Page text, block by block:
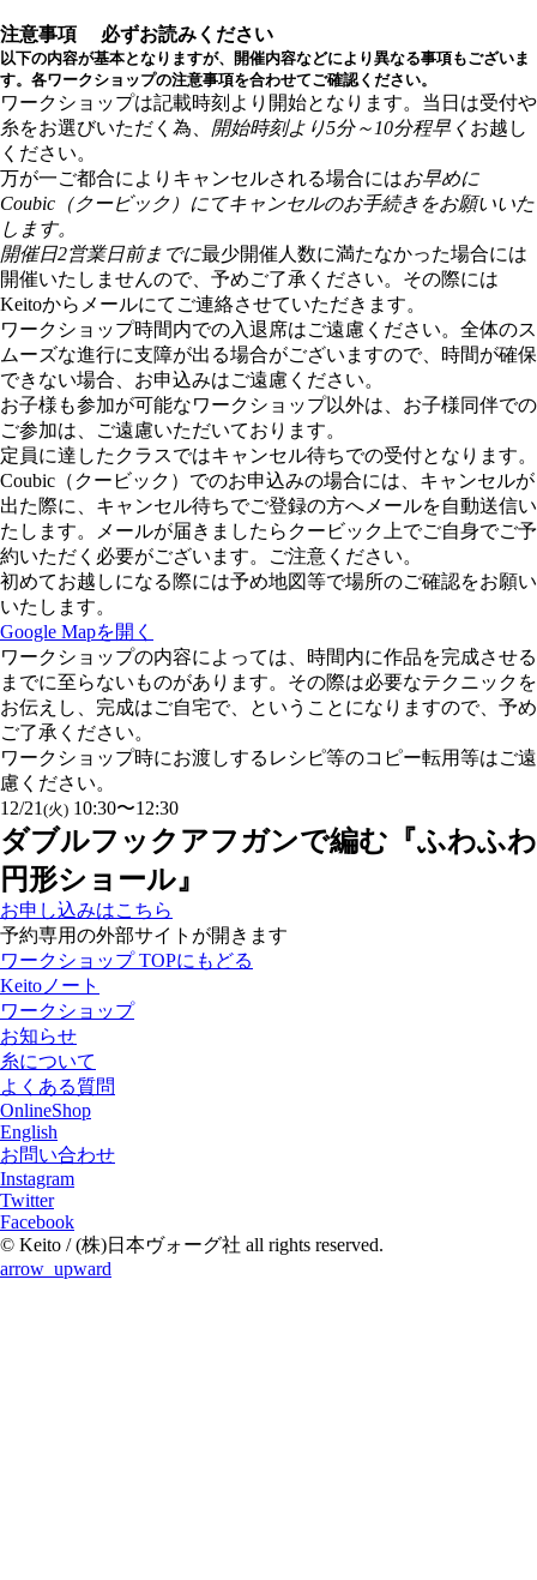
注意事項 必ずお読みください
以下の内容が基本となりますが、開催内容などにより異なる事項もございま
す。各ワークショップの注意事項を合わせてご確認ください。
ワークショップは記載時刻より開始となります。当日は受付や
糸をお選びいただく為、 開始時刻より5分～10分程早く お越し
ください。
万が一ご都合によりキャンセルされる場合にはお早めに
Coubic（クービック）にてキャンセルのお手続きをお願いいた
します。
開催日2営業日前までに最少開催人数に満たなかった場合には
開催いたしませんので、予めご了承ください。その際には
Keitoからメールにてご連絡させていただきます。
ワークショップ時間内での入退席はご遠慮ください。全体のス
ムーズな進行に支障が出る場合がございますので、時間が確保
できない場合、お申込みはご遠慮ください。
お子様も参加が可能なワークショップ以外は、お子様同伴での
ご参加は、ご遠慮いただいております。
定員に達したクラスではキャンセル待ちでの受付となります。
Coubic（クービック）でのお申込みの場合には、キャンセルが
出た際に、キャンセル待ちでご登録の方へメールを自動送信い
たします。メールが届きましたらクービック上でご自身でご予
約いただく必要がございます。ご注意ください。
初めてお越しになる際には予め地図等で場所のご確認をお願い
いたします。
Google Mapを開く
ワークショップの内容によっては、時間内に作品を完成させる
までに至らないものがあります。その際は必要なテクニックを
お伝えし、完成はご自宅で、ということになりますので、予め
ご了承ください。
ワークショップ時にお渡しするレシピ等のコピー転用等はご遠
慮ください。
12/21 (火) 10:30〜12:30
ダブルフックアフガンで編む『ふわふわ
円形ショール』
お申し込みはこちら
予約専用の外部サイトが開きます
ワークショップ TOPにもどる
Keitoノート
ワークショップ
お知らせ
糸について
よくある質問
OnlineShop
English
お問い合わせ
Instagram
Twitter
Facebook
© Keito / (株)日本ヴォーグ社 all rights reserved.
arrow_upward